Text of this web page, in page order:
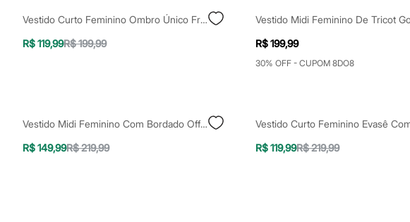
Camisetas
Calçados
Moda praia
Personagens
Plus size
Blusas e Camisetas
Vestido Curto Feminino Ombro Único Franzido Poá Vermelho
R$ 119,99R$ 199,99
R$ 199,99
30% OFF - CUPOM 8DO8
Vestido Midi Feminino Com Bordado Off White
R$ 149,99R$ 219,99
R$ 119,99R$ 219,99